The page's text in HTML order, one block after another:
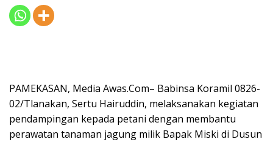
PAMEKASAN, Media Awas.Com– Babinsa Koramil 0826-
02/Tlanakan, Sertu Hairuddin, melaksanakan kegiatan
pendampingan kepada petani dengan membantu
perawatan tanaman jagung milik Bapak Miski di Dusun